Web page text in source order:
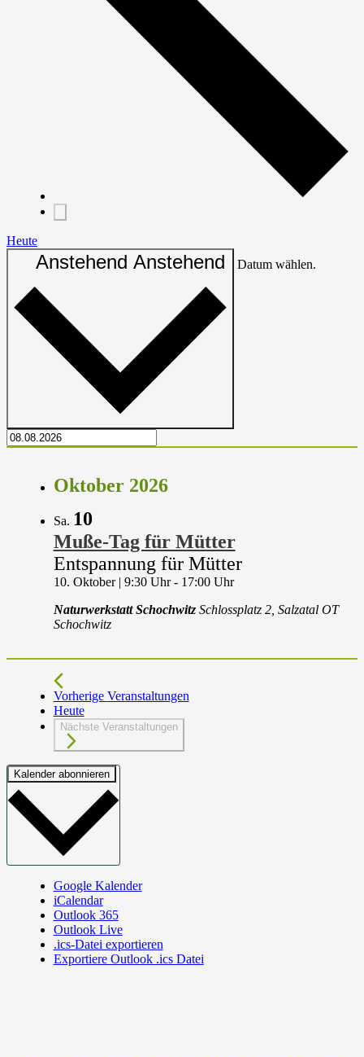
Heute
Anstehend Anstehend Datum wählen.
Oktober 2026
Sa. 10
Muße-Tag für Mütter
Entspannung für Mütter
10. Oktober | 9:30 Uhr- 17:00 Uhr
Naturwerkstatt Schochwitz Schlossplatz 2, Salzatal OT
Schochwitz
Vorherige Veranstaltungen
Heute
Nächste Veranstaltungen
Kalender abonnieren
Google Kalender
iCalendar
Outlook 365
Outlook Live
.ics-Datei exportieren
Exportiere Outlook .ics Datei